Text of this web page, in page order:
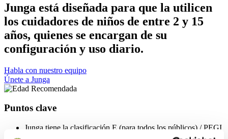
Junga está diseñada para que la utilicen
los cuidadores de niños de entre 2 y 15
años, quienes se encargan de su
configuración y uso diario.
Habla con nuestro equipo
Únete a Junga
Puntos clave
Junga tiene la clasificación E (para todos los públicos) / PEGI